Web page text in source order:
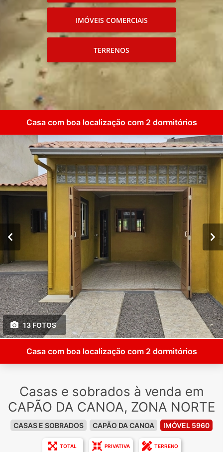
IMÓVEIS COMERCIAIS
TERRENOS
Casa com boa localização com 2 dormitórios
13 FOTOS
Casa com boa localização com 2 dormitórios
Casas e sobrados à venda em
CAPÃO DA CANOA, ZONA NORTE
CASAS E SOBRADOS CAPÃO DA CANOA IMÓVEL 5960
TOTAL PRIVATIVA TERRENO